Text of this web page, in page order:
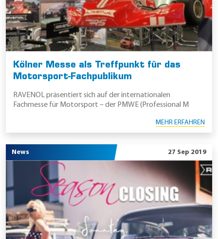
Kölner Messe als Treffpunkt für das
Motorsport-Fachpublikum
RAVENOL präsentiert sich auf der internationalen
Fachmesse für Motorsport – der PMWE (Professional M
MEHR ERFAHREN
News 27 Sep 2019